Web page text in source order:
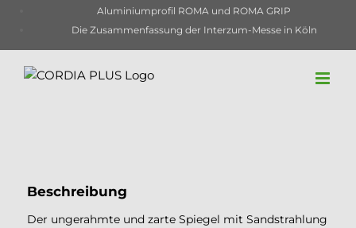
Aluminiumprofil ROMA und ROMA GRIP
Die Zusammenfassung der Interzum-Messe in Köln
Beschreibung
Der ungerahmte und zarte Spiegel mit Sandstrahlung